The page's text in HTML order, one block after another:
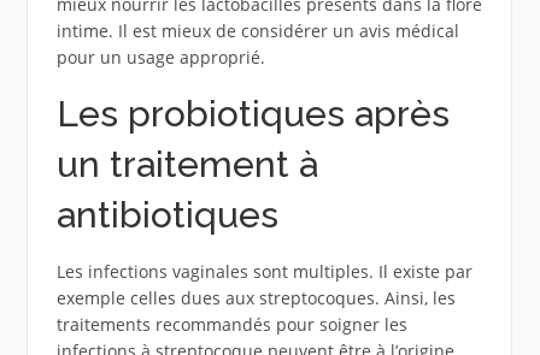
intime. Il est mieux de considérer un avis médical
pour un usage approprié.
Les probiotiques après
un traitement à
antibiotiques
Les infections vaginales sont multiples. Il existe par
exemple celles dues aux streptocoques. Ainsi, les
traitements recommandés pour soigner les